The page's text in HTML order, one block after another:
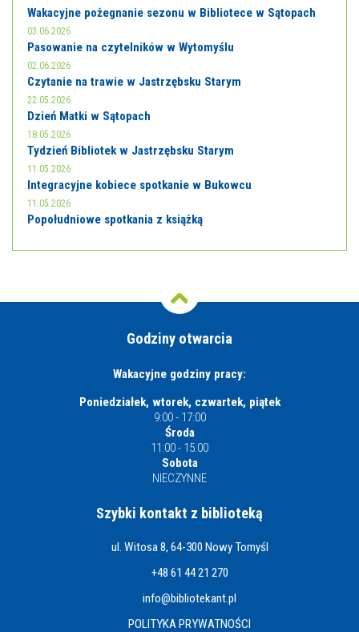
Wakacyjne pożegnanie sezonu w Bibliotece w Sątopach
03.06.2026
Pasowanie na czytelników w Wytomyślu
02.06.2026
Czytanie na trawie w Jastrzębsku Starym
22.05.2026
Dzień Matki w Sątopach
18.05.2026
Tydzień Bibliotek w Jastrzębsku Starym
11.05.2026
Integracyjne kobiece spotkanie w Bukowcu
11.05.2026
Popołudniowe spotkania z książką
Godziny otwarcia
Wakacyjne godziny pracy:
Poniedziałek, wtorek, czwartek, piątek
9:00 - 17:00
Środa
11:00 - 15:00
Sobota
NIECZYNNE
Szybki kontakt z biblioteką
ul. Witosa 8, 64-300 Nowy Tomyśl
+48 61 44 21 270
info@bibliotekant.pl
POLITYKA PRYWATNOŚCI